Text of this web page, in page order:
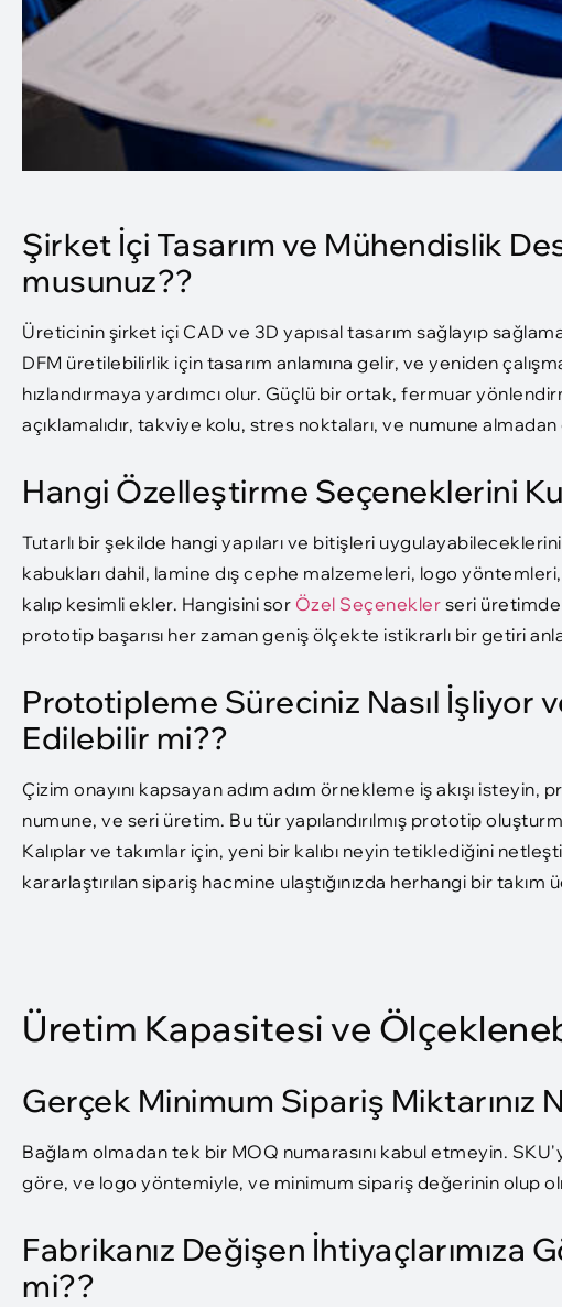
Şirket İçi Tasarım ve Mühendislik
musunuz??
Üreticinin şirket içi CAD ve 3D yapısal tasarım sağlayıp
DFM üretilebilirlik için tasarım anlamına gelir, ve yeniden
hızlandırmaya yardımcı olur. Güçlü bir ortak, fermuar
açıklamalıdır, takviye kolu, stres noktaları, ve numune almadan
Hangi Özelleştirme Seçeneklerini
Tutarlı bir şekilde hangi yapıları ve bitişleri
kabukları dahil, lamine dış cephe malzemeleri, logo
kalıp kesimli ekler. Hangisini sor Özel Seçenekler seri üretimde
prototip başarısı her zaman geniş ölçekte istikrarlı bir getiri
Prototipleme Süreciniz Nasıl İşliyor
Edilebilir mi??
Çizim onayını kapsayan adım adım örnekleme iş akışı
numune, ve seri üretim. Bu tür yapılandırılmış prototip
Kalıplar ve takımlar için, yeni bir kalıbı neyin tetiklediğini
kararlaştırılan sipariş hacmine ulaştığınızda herhangi bir
Üretim Kapasitesi ve
Gerçek Minimum Sipariş Miktarınız
Bağlam olmadan tek bir MOQ numarasını kabul etmeyin.
göre, ve logo yöntemiyle, ve minimum sipariş değerinin olup
Fabrikanız Değişen İhtiyaçlarımıza
mi??